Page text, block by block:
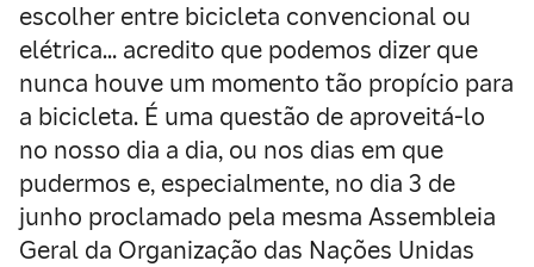
escolher entre bicicleta convencional ou
elétrica… acredito que podemos dizer que
nunca houve um momento tão propício para
a bicicleta. É uma questão de aproveitá-lo
no nosso dia a dia, ou nos dias em que
pudermos e, especialmente, no dia 3 de
junho proclamado pela mesma Assembleia
Geral da Organização das Nações Unidas